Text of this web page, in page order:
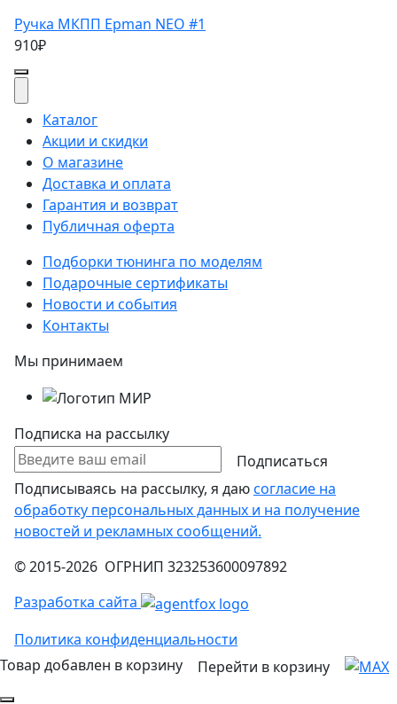
Ручка МКПП Epman NEO #1
910₽
Каталог
Акции и скидки
О магазине
Доставка и оплата
Гарантия и возврат
Публичная оферта
Подборки тюнинга по моделям
Подарочные сертификаты
Новости и события
Контакты
Мы принимаем
Подписка на рассылку
Подписаться
Подписываясь на рассылку, я даюсогласие на
обработку персональных данных и на получение
новостей и рекламных сообщений.
© 2015-2026 ОГРНИП 323253600097892
Разработка сайта
Политика конфиденциальности
Товар добавлен в корзину
Перейти в корзину